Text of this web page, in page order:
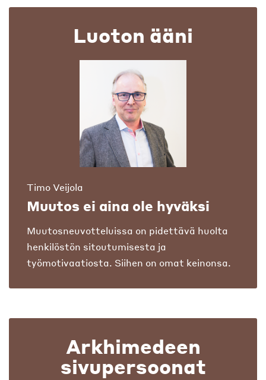
Luoton ääni
Timo Veijola
Muutos ei aina ole hyväksi
Muutosneuvotteluissa on pidettävä huolta
henkilöstön sitoutumisesta ja
työmotivaatiosta. Siihen on omat keinonsa.
Arkhimedeen
sivupersoonat